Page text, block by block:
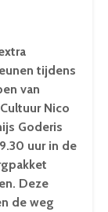
tijdens
van
Nico
Goderis
uur in de
Deze
de weg